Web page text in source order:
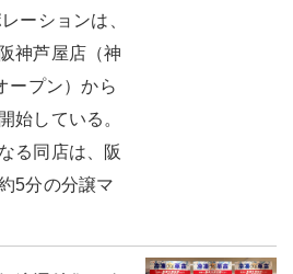
ーションは、
神芦屋店（神
ープン）から
始している。
る同店は、阪
5分の分譲マ